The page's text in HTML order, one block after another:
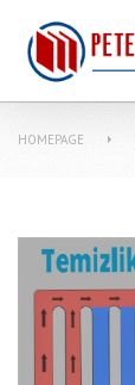
HOMEPAGE